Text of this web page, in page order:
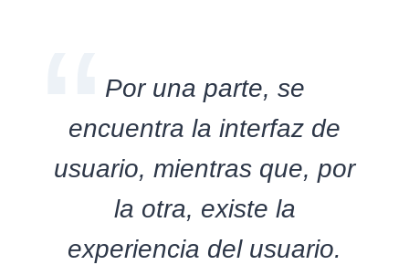
Por una parte, se
encuentra la interfaz de
usuario, mientras que, por
la otra, existe la
experiencia del usuario.